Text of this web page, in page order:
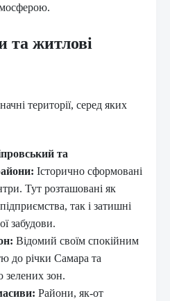
та житлові
території, серед яких
та
Історично сформовані
Тут розташовані як
так і затишні
забудови.
Відомий своїм спокійним
до річки Самара та
зелених зон.
Райони, як-от